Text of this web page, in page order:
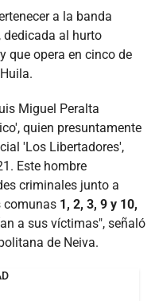
a la banda
dedicada al hurto
que opera en cinco de
Miguel Peralta
quien presuntamente
'Los Libertadores',
Este hombre
criminales junto a
comunas 1, 2, 3, 9 y 10,
a sus víctimas", señaló
de Neiva.